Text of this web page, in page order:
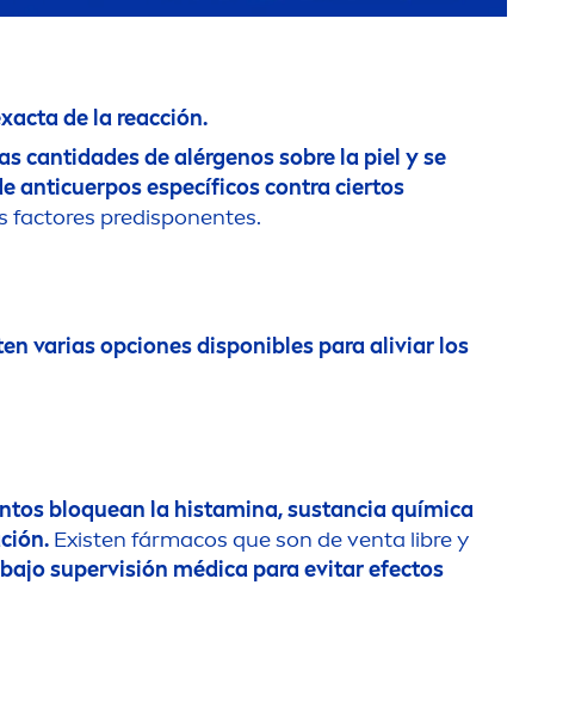
de la reacción.
cantidades de alérgenos sobre la piel y se
anticuerpos específicos contra ciertos
factores predisponentes.
varias opciones disponibles para aliviar los
tos bloquean la histamina, sustancia química
Existen fármacos que son de venta libre y
bajo supervisión médica para evitar efectos